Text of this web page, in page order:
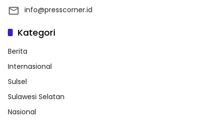
info@presscorner.id
Kategori
Berita
Internasional
Sulsel
Sulawesi Selatan
Nasional